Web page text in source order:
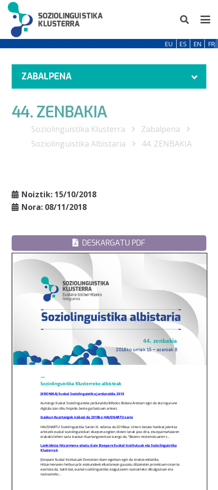
EU ES EN FR
ZABALPENA
44. ZENBAKIA
Soziolinguistika Klusterra
Zabalpena
Soziolinguistika Albistaria
44. ZENBAKIA
Noiztik: 15/10/2018
Nora: 08/11/2018
DESKARGATU PDF